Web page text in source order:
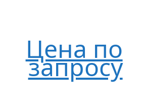
Цена по
запросу